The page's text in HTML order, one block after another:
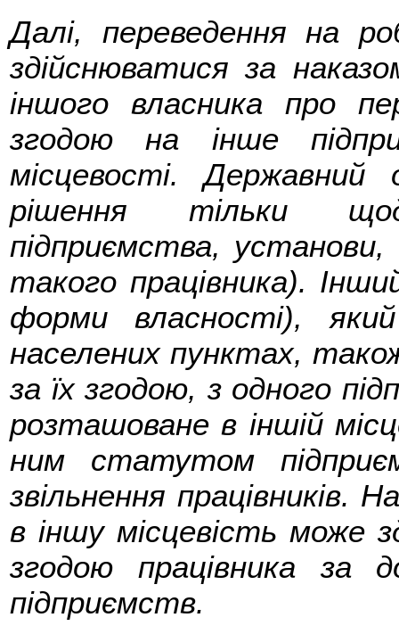
Далі, переведення на
здійснюватися за
іншого власника про
згодою на інше
місцевості.
рішення тільки
підприємства, установи,
такого працівника).
форми власності),
населених пунктах,
за їх згодою, з одного
розташоване в іншій
ним статутом
звільнення працівників.
в іншу місцевість може
згодою працівника за
підприємств.